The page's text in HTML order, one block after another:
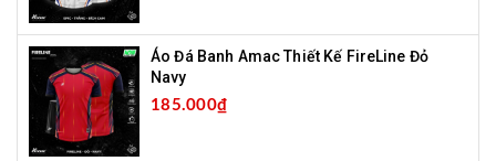
Áo Đá Banh Amac Thiết Kế FireLine Đỏ
Navy
185.000₫